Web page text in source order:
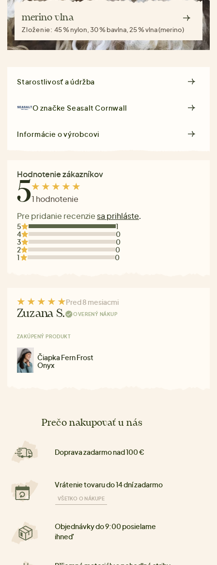
merino vlna
Zloženie: 45 % nylon, 30 % bavlna, 25 % vlna (merino)
Starostlivosť a údržba
O značkeSeasalt Cornwall
Informácie o výrobcovi
Hodnotenie zákazníkov
51 hodnotenie
Pre pridanie recenzie sa prihláste.
5
1
4
0
3
0
2
0
1
0
Pred 8 mesiacmi
Zuzana S. OVERENÝ NÁKUP
ZAKÚPENÝ PRODUKT
Čiapka Fern Frost
Onyx
Prečo nakupovať u nás
Doprava zadarmo nad 100 €
Vrátenie tovaru do 14 dní zadarmo
VŠETKO O NÁKUPE
Objednávky do 9:00 posielame
ihneď